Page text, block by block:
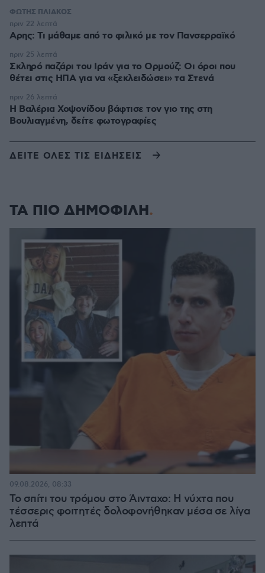
ΦΩΤΗΣ ΠΛΙΑΚΟΣ
Αρης: Τι μάθαμε από το φιλικό με τον Πανσερραϊκό
πριν 22 λεπτά
Σκληρό παζάρι του Ιράν για το Ορμούζ: Οι όροι που
θέτει στις ΗΠΑ για να «ξεκλειδώσει» τα Στενά
πριν 25 λεπτά
Η Βαλέρια Χοψονίδου βάφτισε τον γιο της στη
Βουλιαγμένη, δείτε φωτογραφίες
πριν 26 λεπτά
ΔΕΙΤΕ ΟΛΕΣ ΤΙΣ ΕΙΔΗΣΕΙΣ
ΤΑ ΠΙΟ ΔΗΜΟΦΙΛΗ
Το σπίτι του τρόμου στο Άινταχο: Η νύχτα που
τέσσερις φοιτητές δολοφονήθηκαν μέσα σε λίγα
λεπτά
09.08.2026, 08:33